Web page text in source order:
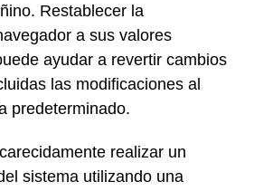
Restablecer la
a sus valores
ayudar a revertir cambios
las modificaciones al
predeterminado.
realizar un
sistema utilizando una